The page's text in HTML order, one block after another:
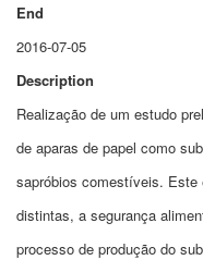
End
2016-07-05
Description
Realização de um estudo
de aparas de papel como
sapróbios comestíveis. Este
distintas, a segurança
processo de produção do